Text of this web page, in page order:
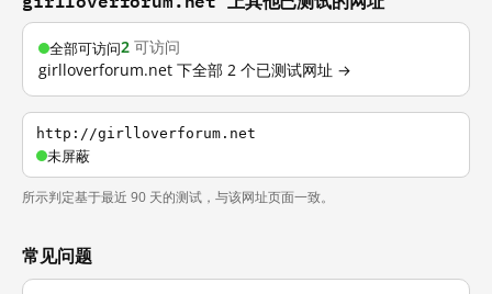
全部可访问2 可访问
girlloverforum.net 下全部 2 个已测试网址 →
http://girlloverforum.net
未屏蔽
所示判定基于最近 90 天的测试，与该网址页面一致。
常见问题